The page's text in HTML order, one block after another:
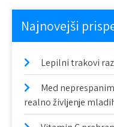
c
i Najnovejši
Lepilni trakovi
Med
realno življenje